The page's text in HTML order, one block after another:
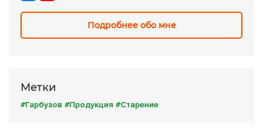
Натуральные растительные масла
Средства личной гигиены
Приборы лечебные
Подробнее обо мне
Метки
#Гарбузов #Продукция #Старение